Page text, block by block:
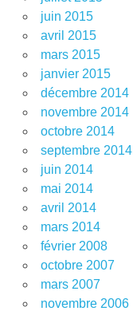
juin 2015
avril 2015
mars 2015
janvier 2015
décembre 2014
novembre 2014
octobre 2014
septembre 2014
juin 2014
mai 2014
avril 2014
mars 2014
février 2008
octobre 2007
mars 2007
novembre 2006